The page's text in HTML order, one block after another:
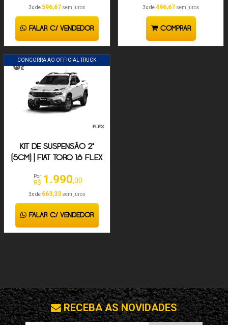
3x de 596,67sem juros
FALAR C/ VENDEDOR
3x de496,67sem juros
COMPRAR
CONCORRA AO OFFICIAL TRUCK
KIT DE SUSPENSÃO 2"
(5CM) | FIAT TORO 1.8 FLEX
Por
R$ 1.990,00
3x de 663,33sem juros
FALAR C/ VENDEDOR
RECEBA AS NOVIDADES